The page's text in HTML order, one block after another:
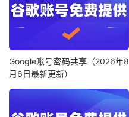
Google账号密码共享（2026年8
月6日最新更新）